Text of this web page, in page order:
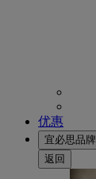
优惠
宜必思品牌
返回